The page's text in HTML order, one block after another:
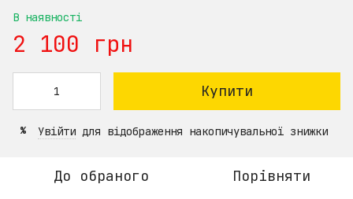
В наявності
2 100 грн
Купити
% Увійти для відображення накопичувальної знижки
До обраного Порівняти